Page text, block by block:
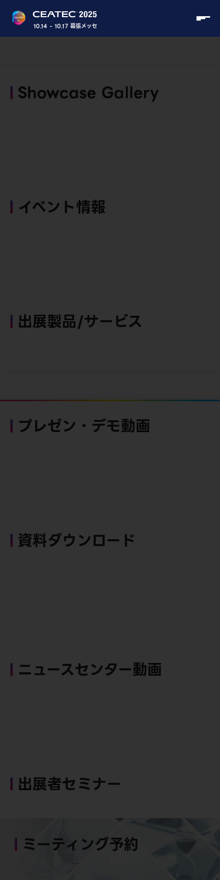
10.14 - 10.17 幕張メッセ
Showcase Gallery
イベント情報
出展製品/サービス
プレゼン・デモ動画
資料ダウンロード
ニュースセンター動画
出展者セミナー
ミーティング予約